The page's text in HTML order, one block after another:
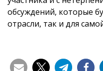
обсуждений, которые
отрасли, так и для